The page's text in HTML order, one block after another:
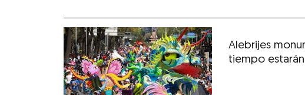
Alebrijes
tiempo